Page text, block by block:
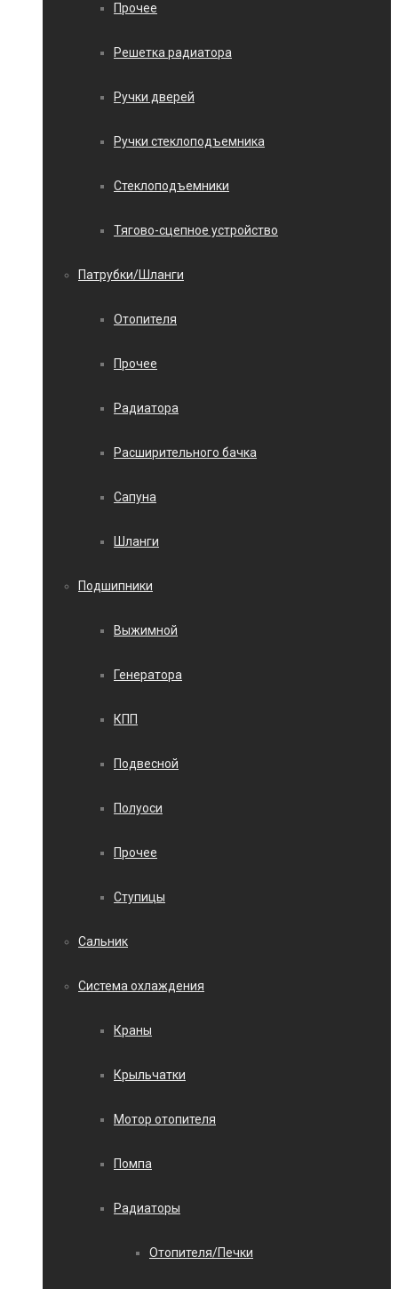
Прочее
Решетка радиатора
Ручки дверей
Ручки стеклоподъемника
Стеклоподъемники
Тягово-сцепное устройство
Патрубки/Шланги
Отопителя
Прочее
Радиатора
Расширительного бачка
Сапуна
Шланги
Подшипники
Выжимной
Генератора
КПП
Подвесной
Полуоси
Прочее
Ступицы
Сальник
Система охлаждения
Краны
Крыльчатки
Мотор отопителя
Помпа
Радиаторы
Отопителя/Печки